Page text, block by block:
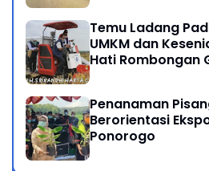
Temu Ladang
UMKM dan
Hati Rombongan
Penanaman
Berorientasi
Ponorogo